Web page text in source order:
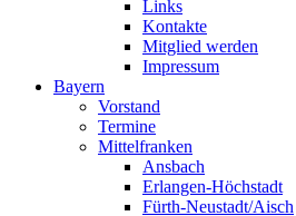
Links
Kontakte
Mitglied werden
Impressum
Bayern
Vorstand
Termine
Mittelfranken
Ansbach
Erlangen-Höchstadt
Fürth-Neustadt/Aisch